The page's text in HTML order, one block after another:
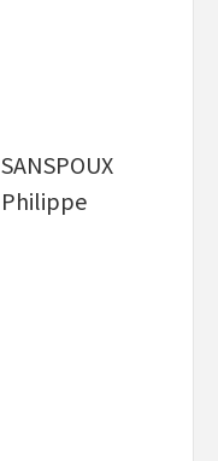
SANSPOUX
Philippe